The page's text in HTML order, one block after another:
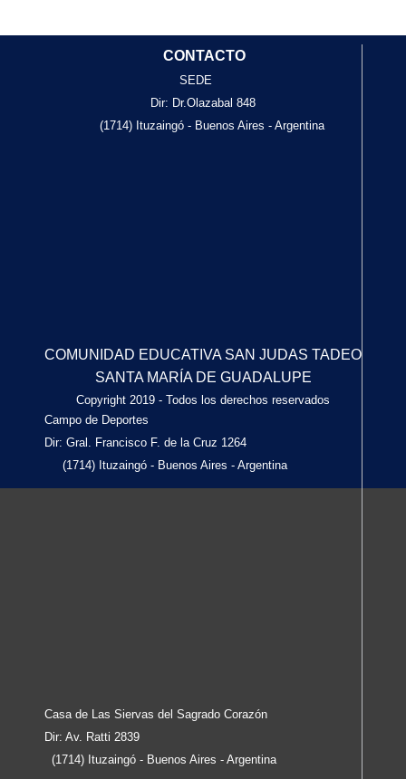
CONTACTO
SEDE
Dir: Dr.Olazabal 848
(1714) Ituzaingó - Buenos Aires - Argentina
Campo de Deportes
Dir: Gral. Francisco F. de la Cruz 1264
(1714) Ituzaingó - Buenos Aires - Argentina
Casa de Las Siervas del Sagrado Corazón
Dir: Av. Ratti 2839
(1714) Ituzaingó - Buenos Aires - Argentina
COMUNIDAD EDUCATIVA SAN JUDAS TADEO
SANTA MARÍA DE GUADALUPE
Copyright 2019 - Todos los derechos reservados